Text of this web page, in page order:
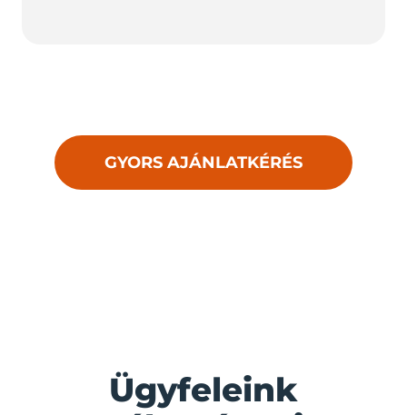
GYORS AJÁNLATKÉRÉS
Ügyfeleink